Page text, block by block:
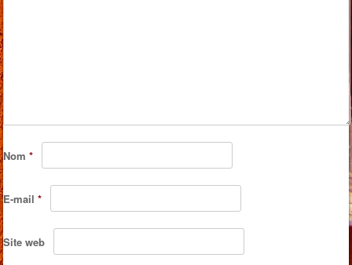
Nom*
E-mail*
Site web